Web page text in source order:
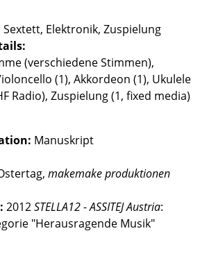
Sextett Elektronik Zuspielung
(verschiedene Stimmen),
(1), Akkordeon (1), Ukulele
Radio), Zuspielung (1, fixed media)
Manuskript
makemake produktionen
2012STELLA12-ASSITEJ Austria:
"Herausragende Musik"